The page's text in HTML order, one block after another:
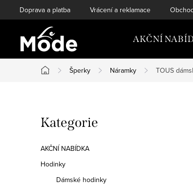
na
Doprava a platba Vrácení a reklamace
AKČNÍ
Domů
Šperky Náramky TOUS
o
s
t
Přeskočit
kategorie
Kategorie
AKČNÍ NABÍDKA
Hodinky
Dámské hodinky